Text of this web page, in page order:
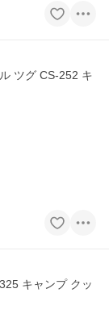
ツグ CS-252 キ
キャンプ クッ